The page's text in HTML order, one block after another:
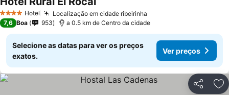
4 EstrelasHotel Localização em cidade ribeirinha
7,6 Boa 953 a 0.5 km de Centro da cidade
Selecione as datas para ver os preços
exatos.
Ver preços
Partilhar